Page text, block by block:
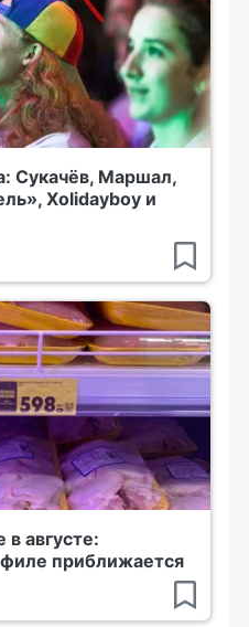
Сукачёв, Маршал,
Xolidayboy и
августе:
приближается